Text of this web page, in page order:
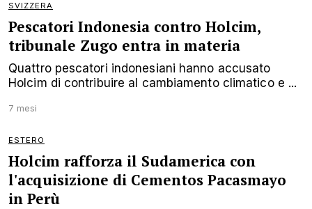
SVIZZERA
Pescatori Indonesia contro Holcim,
tribunale Zugo entra in materia
Quattro pescatori indonesiani hanno accusato
Holcim di contribuire al cambiamento climatico e ...
7 mesi
ESTERO
Holcim rafforza il Sudamerica con
l'acquisizione di Cementos Pacasmayo
in Perù